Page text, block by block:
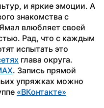
и яркие эмоции. А
знакомства с
влюбляет своей
Рад, что с каждым
испытать это
глава округа.
. Запись прямой
упряжках можно
«ВКонтакте»